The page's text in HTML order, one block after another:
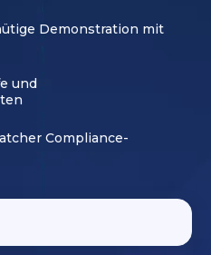
Demonstration mit
und
Compliance-